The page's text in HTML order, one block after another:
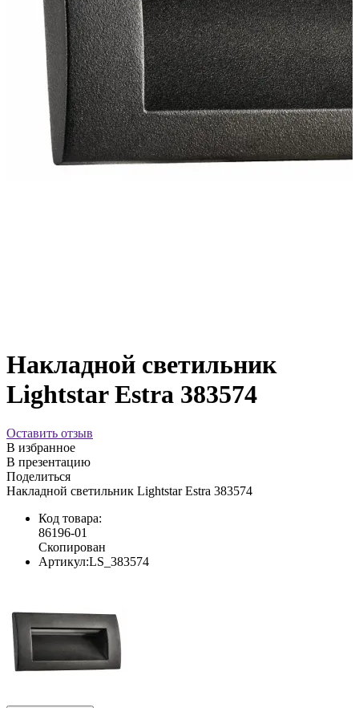
Накладной светильник
Lightstar Estra 383574
Оставить отзыв
В избранное
В презентацию
Поделиться
Накладной светильник Lightstar Estra 383574
Код товара:
86196-01
Скопирован
Артикул:LS_383574